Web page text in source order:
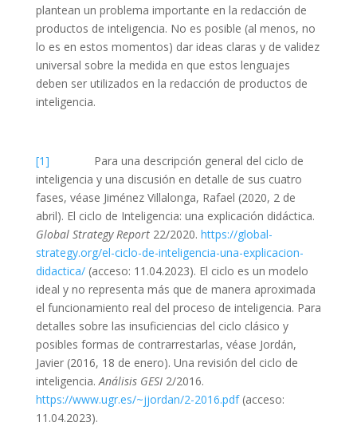
plantean un problema importante en la redacción de
productos de inteligencia. No es posible (al menos, no
lo es en estos momentos) dar ideas claras y de validez
universal sobre la medida en que estos lenguajes
deben ser utilizados en la redacción de productos de
inteligencia.
[1] Para una descripción general del ciclo de
inteligencia y una discusión en detalle de sus cuatro
fases, véase Jiménez Villalonga, Rafael (2020, 2 de
abril). El ciclo de Inteligencia: una explicación didáctica.
Global Strategy Report22/2020. https://global-
strategy.org/el-ciclo-de-inteligencia-una-explicacion-
didactica/(acceso: 11.04.2023). El ciclo es un modelo
ideal y no representa más que de manera aproximada
el funcionamiento real del proceso de inteligencia. Para
detalles sobre las insuficiencias del ciclo clásico y
posibles formas de contrarrestarlas, véase Jordán,
Javier (2016, 18 de enero). Una revisión del ciclo de
inteligencia.Análisis GESI2/2016.
https://www.ugr.es/~jjordan/2-2016.pdf(acceso:
11.04.2023).